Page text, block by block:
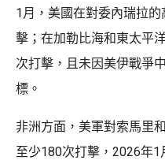
1月，美國在對委內瑞拉
擊；在加勒比海和東太平
次打擊，且未因美伊戰爭
標。
非洲方面，美軍對索馬里
至少180次打擊，2026年